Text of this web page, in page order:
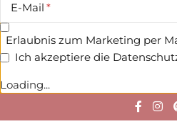
E-Mail
Erlaubnis zum Marketing per
Ich akzeptiere die
Loading...